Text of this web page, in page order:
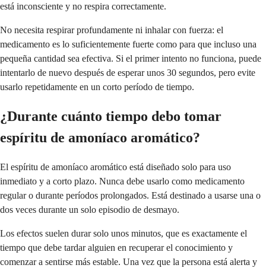
está inconsciente y no respira correctamente.
No necesita respirar profundamente ni inhalar con fuerza: el
medicamento es lo suficientemente fuerte como para que incluso una
pequeña cantidad sea efectiva. Si el primer intento no funciona, puede
intentarlo de nuevo después de esperar unos 30 segundos, pero evite
usarlo repetidamente en un corto período de tiempo.
¿Durante cuánto tiempo debo tomar
espíritu de amoníaco aromático?
El espíritu de amoníaco aromático está diseñado solo para uso
inmediato y a corto plazo. Nunca debe usarlo como medicamento
regular o durante períodos prolongados. Está destinado a usarse una o
dos veces durante un solo episodio de desmayo.
Los efectos suelen durar solo unos minutos, que es exactamente el
tiempo que debe tardar alguien en recuperar el conocimiento y
comenzar a sentirse más estable. Una vez que la persona está alerta y